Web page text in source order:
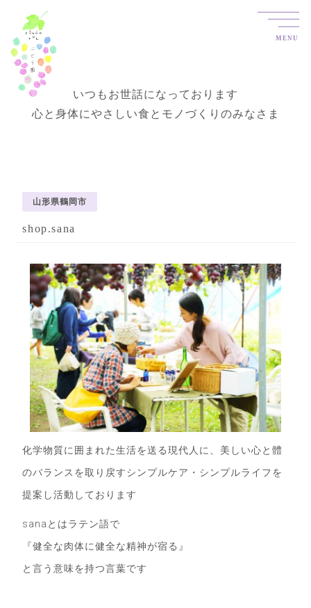
MENU
いつもお世話になっております
心と身体にやさしい食とモノづくりのみなさま
山形県鶴岡市
shop.sana
化学物質に囲まれた生活を送る現代人に、美しい心と體
のバランスを取り戻すシンプルケア・シンプルライフを
提案し活動しております
sanaとはラテン語で
『健全な肉体に健全な精神が宿る』
と言う意味を持つ言葉です